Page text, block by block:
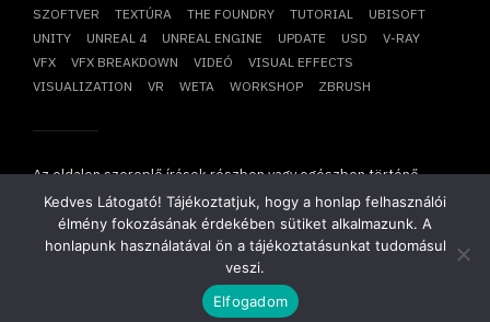
SZOFTVER
TEXTÚRA THE FOUNDRY TUTORIAL
UBISOFT
UNITY
UNREAL 4 UNREAL ENGINE UPDATE USD
V-RAY
VFX
VFX BREAKDOWN VIDEÓ
VISUAL EFFECTS
VISUALIZATION
VR WETA WORKSHOP ZBRUSH
Az oldalon szereplő írások részben vagy egészben történő
átvétele, újraközlése csak írásbeli hozzájárulásunkkal
lehetséges!
Copyright © 2014-2026. Minden jog fenntartva.Mesharray Zrt.
Kedves Látogató! Tájékoztatjuk, hogy a honlap felhasználói
élmény fokozásának érdekében sütiket alkalmazunk. A
honlapunk használatával ön a tájékoztatásunkat tudomásul
veszi.
Elfogadom